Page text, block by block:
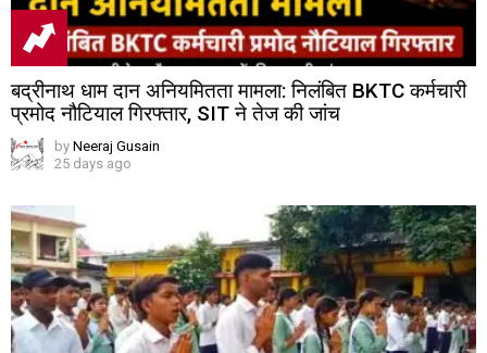
बद्रीनाथ धाम दान अनियमितता मामला: निलंबित BKTC कर्मचारी
प्रमोद नौटियाल गिरफ्तार, SIT ने तेज की जांच
by Neeraj Gusain
25 days ago